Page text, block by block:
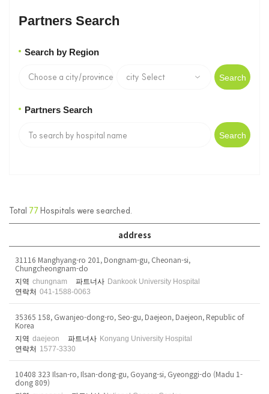
Partners Search
Search by Region
Search
Partners Search
Search
Total 77 Hospitals were searched.
address
31116 Manghyang-ro 201, Dongnam-gu, Cheonan-si,
Chungcheongnam-do
지역 chungnam 파트너사 Dankook University Hospital
연락처 041-1588-0063
35365 158, Gwanjeo-dong-ro, Seo-gu, Daejeon, Daejeon, Republic of
Korea
지역 daejeon 파트너사 Konyang University Hospital
연락처 1577-3330
10408 323 Ilsan-ro, Ilsan-dong-gu, Goyang-si, Gyeonggi-do (Madu 1-
dong 809)